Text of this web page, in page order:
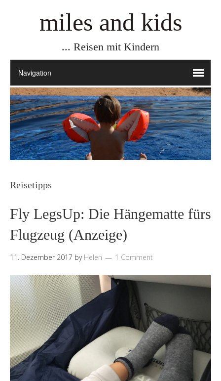
miles and kids
... Reisen mit Kindern
Reisetipps
Fly LegsUp: Die Hängematte fürs
Flugzeug (Anzeige)
11. Dezember 2017 by Helen 1 Comment